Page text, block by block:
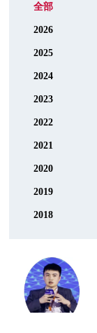
全部
2026
2025
2024
2023
2022
2021
2020
2019
2018